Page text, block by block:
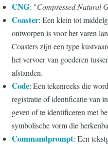
CNG: "Compressed Natural
Coaster: Een klein tot
ontworpen is voor het varen
Coasters zijn een type
het vervoer van goederen
afstanden.
Code: Een tekenreeks die
registratie of identificatie van
geven of te identificeren met
symbolische vorm die
Commandprompt: Een